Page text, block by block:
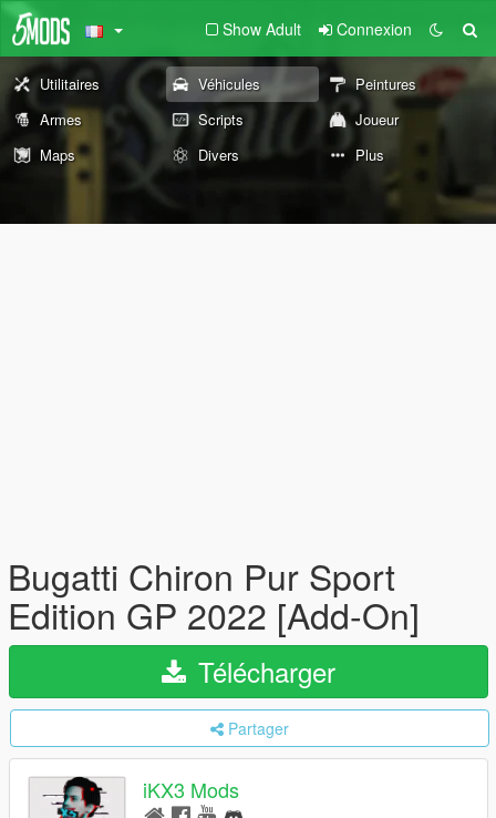
Show Adult Connexion
Utilitaires Véhicules
Peintures
Armes
Scripts
Joueur
Maps
Divers Plus
Bugatti Chiron Pur Sport
Edition GP 2022 [Add-On]
Télécharger
Partager
iKX3 Mods